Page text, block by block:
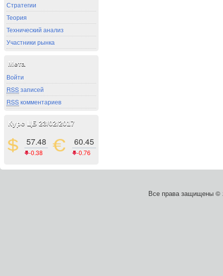
Стратегии
Теория
Технический анализ
Участники рынка
Мета
Войти
RSSзаписей
RSSкомментариев
Курс ЦБ 23/02/2017
57.48
-0.38
60.45
-0.76
Все права защищены ©